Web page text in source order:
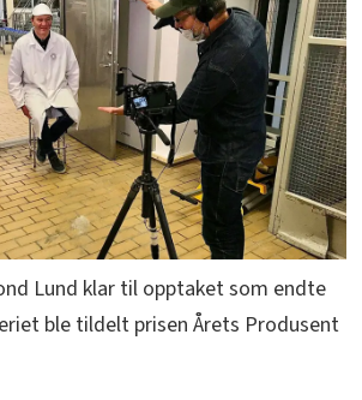
Lund klar til opptaket som endte
ble tildelt prisen Årets Produsent